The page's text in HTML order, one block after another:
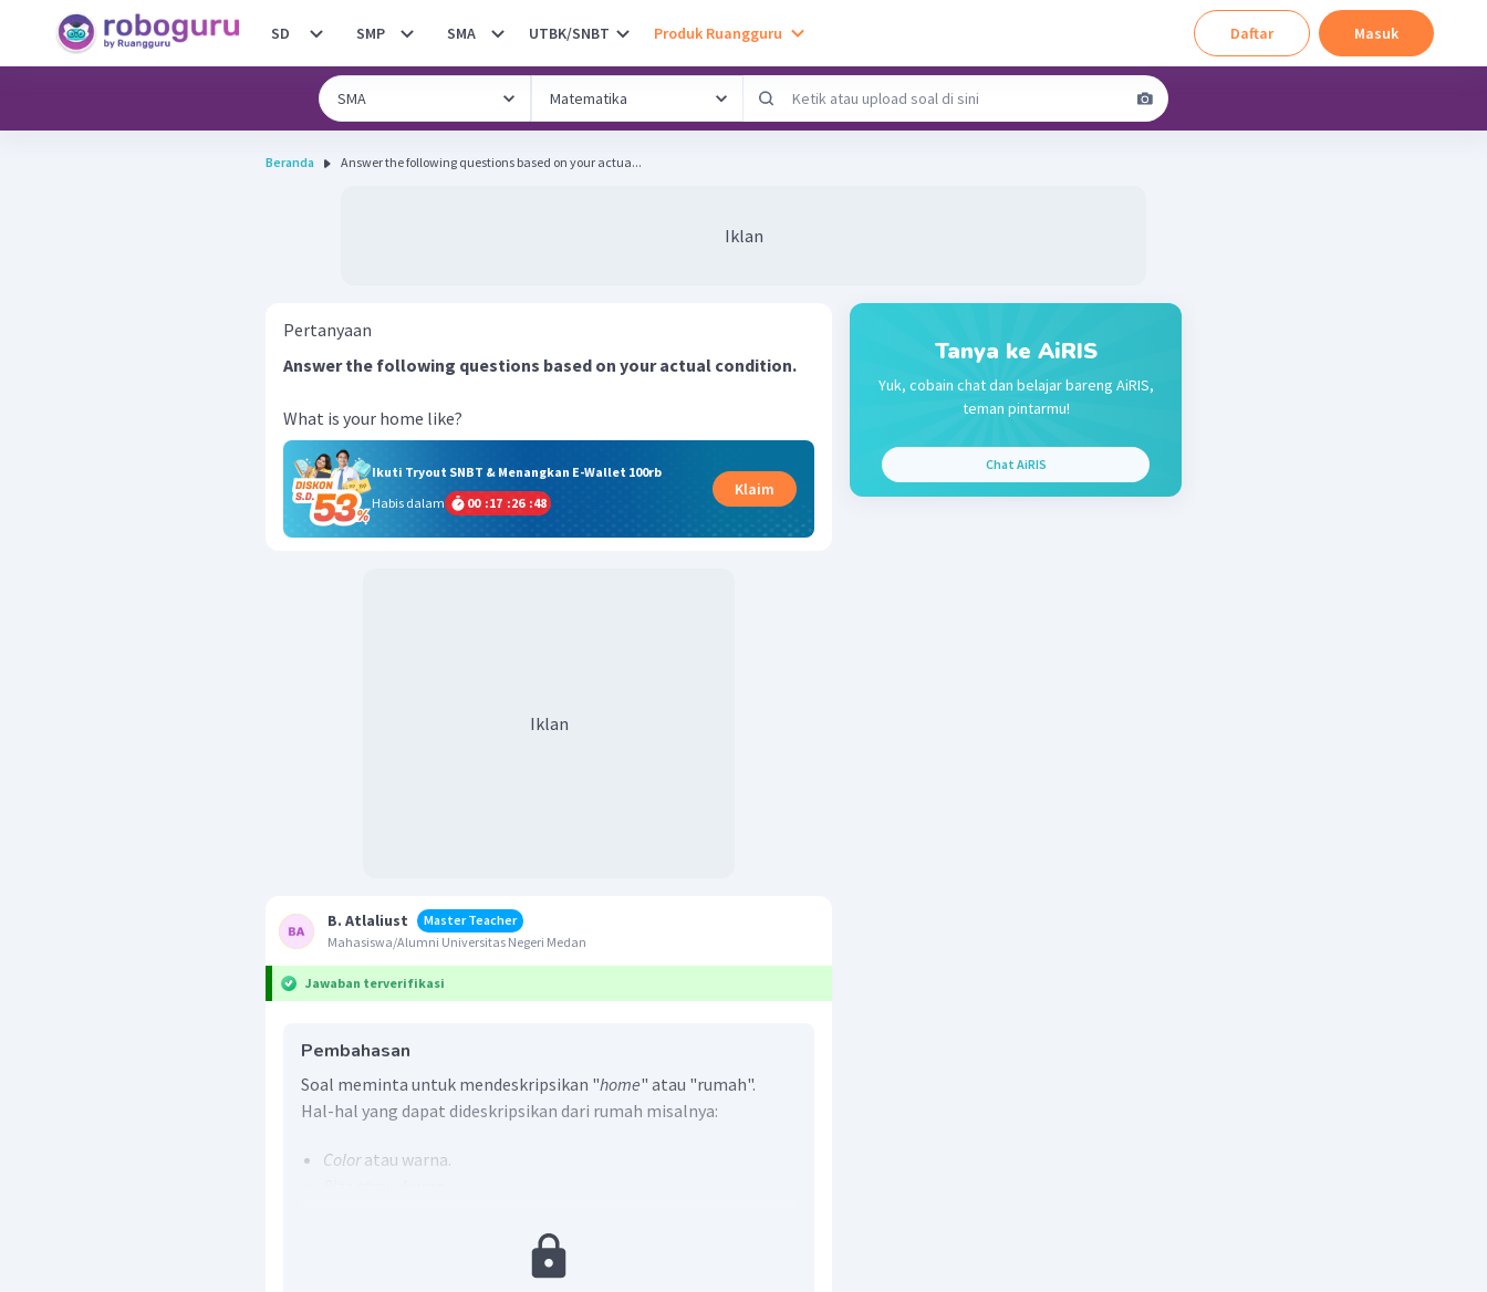
SD SMP SMA UTBK/SNBT Produk Ruangguru Daftar Masuk
Beranda Answer the following questions based on your actua...
Iklan
Pertanyaan
Answer the following questions based on your actual condition.
What is your home like?
Ikuti Tryout SNBT & Menangkan E-Wallet 100rb
Habis dalam
00 :17 :26 :48
Klaim
Iklan
B. Atlaliust
Master Teacher
Mahasiswa/Alumni Universitas Negeri Medan
Jawaban terverifikasi
Pembahasan
Soal meminta untuk mendeskripsikan "home" atau "rumah".
Hal-hal yang dapat dideskripsikan dari rumah misalnya:
Coloratau warna.
Jadi, contoh jawaban yang tepat misalnya:
Tanya ke AiRIS
Yuk, cobain chat dan belajar bareng AiRIS,
teman pintarmu!
Chat AiRIS